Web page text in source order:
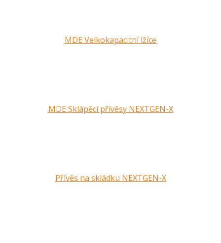
MDE Velkokapacitní lžíce
MDE Sklápěcí přívěsy NEXTGEN-X
Přívěs na skládku NEXTGEN-X